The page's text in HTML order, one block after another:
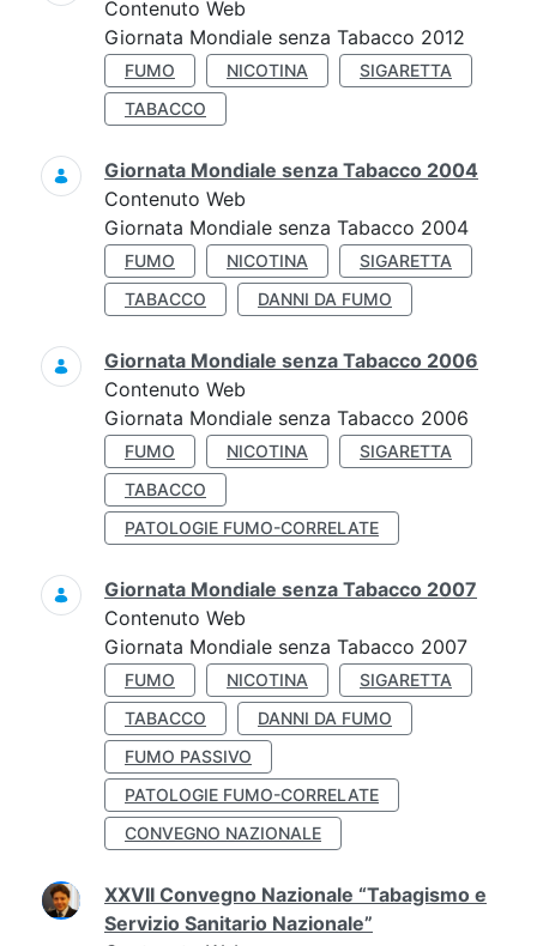
Contenuto Web
Giornata Mondiale senza Tabacco 2012
FUMO NICOTINA
SIGARETTA
TABACCO
Giornata Mondiale senza Tabacco 2004
Contenuto Web
Giornata Mondiale senza Tabacco 2004
FUMO NICOTINA
SIGARETTA
TABACCO
DANNI DA FUMO
Giornata Mondiale senza Tabacco 2006
Contenuto Web
Giornata Mondiale senza Tabacco 2006
FUMO NICOTINA
SIGARETTA
TABACCO
PATOLOGIE FUMO-CORRELATE
Giornata Mondiale senza Tabacco 2007
Contenuto Web
Giornata Mondiale senza Tabacco 2007
FUMO NICOTINA
SIGARETTA
TABACCO
DANNI DA FUMO
FUMO PASSIVO
PATOLOGIE FUMO-CORRELATE
CONVEGNO NAZIONALE
XXVII Convegno Nazionale “Tabagismo e
Servizio Sanitario Nazionale”